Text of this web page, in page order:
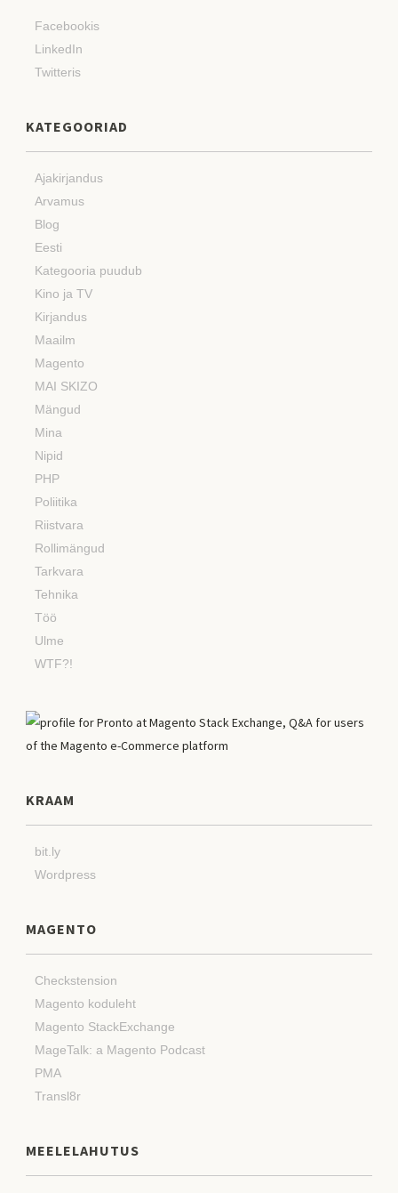
Facebookis
LinkedIn
Twitteris
KATEGOORIAD
Ajakirjandus
Arvamus
Blog
Eesti
Kategooria puudub
Kino ja TV
Kirjandus
Maailm
Magento
MAI SKIZO
Mängud
Mina
Nipid
PHP
Poliitika
Riistvara
Rollimängud
Tarkvara
Tehnika
Töö
Ulme
WTF?!
KRAAM
bit.ly
Wordpress
MAGENTO
Checkstension
Magento koduleht
Magento StackExchange
MageTalk: a Magento Podcast
PMA
Transl8r
MEELELAHUTUS